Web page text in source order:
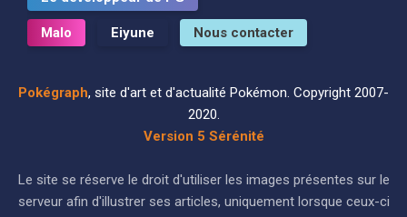
Malo Eiyune Nous contacter
Pokégraph, site d'art et d'actualité Pokémon. Copyright 2007-
2020.
Version 5 Sérénité
Le site se réserve le droit d'utiliser les images présentes sur le
serveur afin d'illustrer ses articles, uniquement lorsque ceux-ci